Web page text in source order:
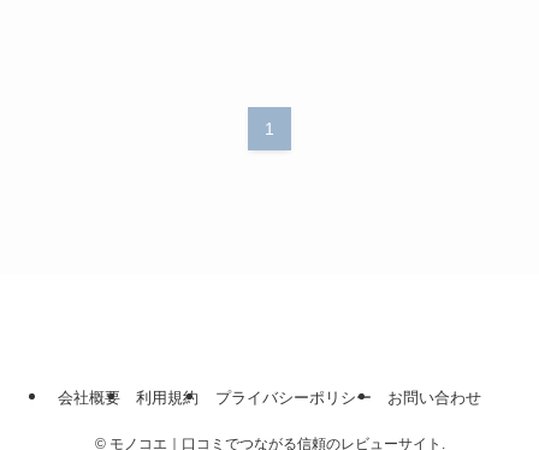
1
会社概要 利用規約 プライバシーポリシー お問い合わせ
©モノコエ｜口コミでつながる信頼のレビューサイト.